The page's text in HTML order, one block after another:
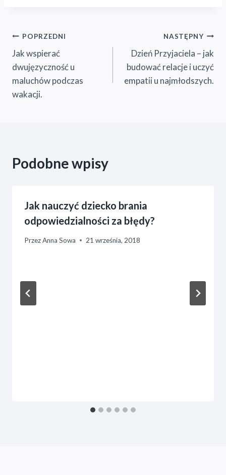
Nawigacja
wpisu
POPRZEDNI
Jak wspierać
dwujęzyczność u
maluchów podczas
wakacji.
NASTĘPNY
Dzień Przyjaciela – jak
budować relacje i uczyć
empatii u najmłodszych.
Podobne wpisy
Jak nauczyć dziecko brania
odpowiedzialności za błędy?
PrzezAnna Sowa 21 września, 2018